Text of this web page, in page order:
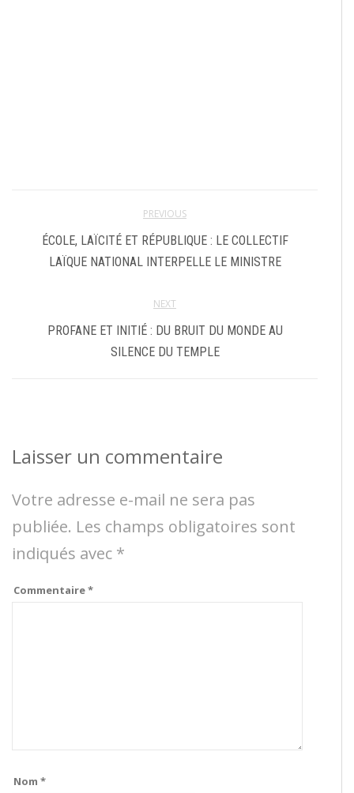
PREVIOUS
ÉCOLE, LAÏCITÉ ET RÉPUBLIQUE : LE COLLECTIF
LAÏQUE NATIONAL INTERPELLE LE MINISTRE
NEXT
PROFANE ET INITIÉ : DU BRUIT DU MONDE AU
SILENCE DU TEMPLE
Laisser un commentaire
Votre adresse e-mail ne sera pas
publiée. Les champs obligatoires sont
indiqués avec *
Commentaire*
Nom *